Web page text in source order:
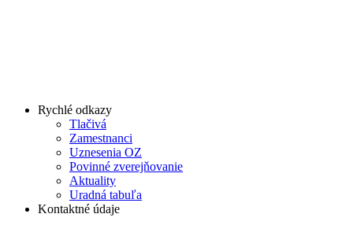
Rychlé odkazy
Tlačivá
Zamestnanci
Uznesenia OZ
Povinné zverejňovanie
Aktuality
Uradná tabuľa
Kontaktné údaje